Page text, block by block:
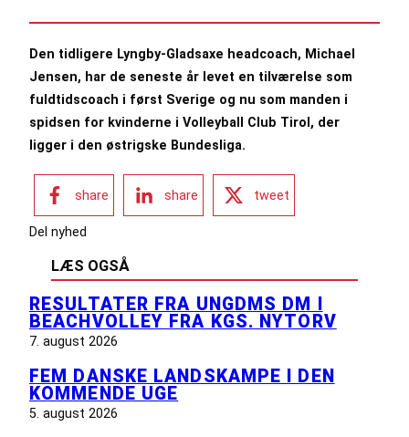
Den tidligere Lyngby-Gladsaxe headcoach, Michael
Jensen, har de seneste år levet en tilværelse som
fuldtidscoach i først Sverige og nu som manden i
spidsen for kvinderne i Volleyball Club Tirol, der
ligger i den østrigske Bundesliga.
share share tweet
Del nyhed
LÆS OGSÅ
RESULTATER FRA UNGDMS DM I
BEACHVOLLEY FRA KGS. NYTORV
7. august 2026
FEM DANSKE LANDSKAMPE I DEN
KOMMENDE UGE
5. august 2026